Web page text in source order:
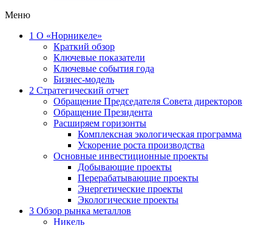
Меню
1 О «Норникеле»
Краткий обзор
Ключевые показатели
Ключевые события года
Бизнес-модель
2 Стратегический отчет
Обращение Председателя Совета директоров
Обращение Президента
Расширяем горизонты
Комплексная экологическая программа
Ускорение роста производства
Основные инвестиционные проекты
Добывающие проекты
Перерабатывающие проекты
Энергетические проекты
Экологические проекты
3 Обзор рынка металлов
Никель